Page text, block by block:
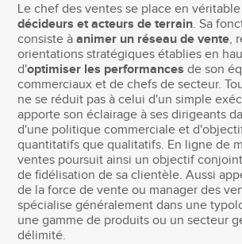
Le chef des ventes se place en véritable
décideurs et acteurs de terrain. Sa
consiste àanimer un réseau de vente,
orientations stratégiques établies en
d'optimiser les performances de son
commerciaux et de chefs de secteur.
ne se réduit pas à celui d'un simple
apporte son éclairage à ses dirigeants
d'une politique commerciale et
quantitatifs que qualitatifs. En ligne de
ventes poursuit ainsi un objectif
de fidélisation de sa clientèle. Aussi
de la force de vente ou manager des
spécialise généralement dans une
une gamme de produits ou un secteur
délimité.